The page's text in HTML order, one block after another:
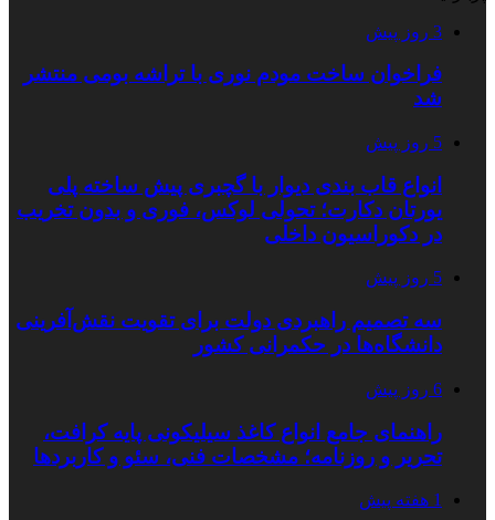
3 روز پیش
فراخوان ساخت مودم نوری با تراشه بومی منتشر
شد
5 روز پیش
انواع قاب بندی دیوار با گچبری پیش ساخته پلی
یورتان دکارت؛ تحولی لوکس، فوری و بدون تخریب
در دکوراسیون داخلی
5 روز پیش
سه تصمیم راهبردی دولت برای تقویت نقش‌آفرینی
دانشگاه‌ها در حکمرانی کشور
6 روز پیش
راهنمای جامع انواع کاغذ سیلیکونی پایه کرافت،
تحریر و روزنامه؛ مشخصات فنی، سئو و کاربردها
1 هفته پیش